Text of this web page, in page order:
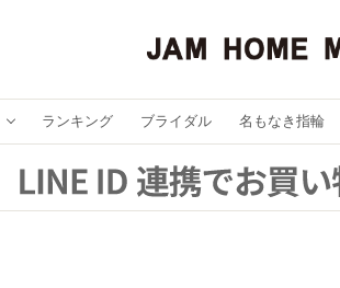
ランキング ブライダル 名もなき指輪